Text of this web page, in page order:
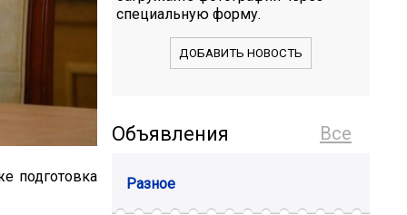
подготовка
специальную форму.
ДОБАВИТЬ НОВОСТЬ
Все
Объявления
Разное